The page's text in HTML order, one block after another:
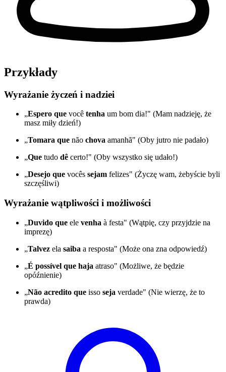
Przykłady
Wyrażanie życzeń i nadziei
„Espero que você tenha um bom dia!" (Mam nadzieję, że
masz miły dzień!)
„Tomara que não chova amanhã" (Oby jutro nie padało)
„Que tudo dê certo!" (Oby wszystko się udało!)
„Desejo que vocês sejam felizes" (Życzę wam, żebyście byli
szczęśliwi)
Wyrażanie wątpliwości i możliwości
„Duvido que ele venha à festa" (Wątpię, czy przyjdzie na
imprezę)
„Talvez ela saiba a resposta" (Może ona zna odpowiedź)
„É possível que haja atraso" (Możliwe, że będzie
opóźnienie)
„Não acredito que isso seja verdade" (Nie wierzę, że to
prawda)